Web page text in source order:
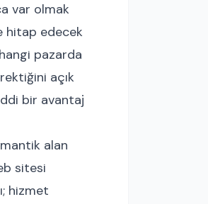
var olmak
hitap edecek
pazarda
açık
bir avantaj
alan
sitesi
hizmet